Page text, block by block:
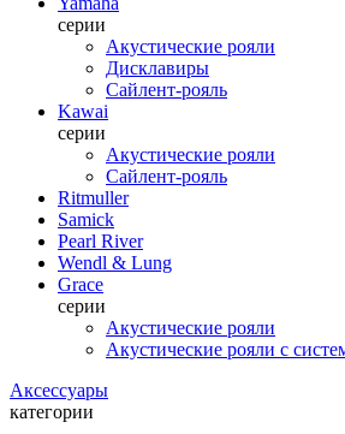
серии
Акустические рояли
Дисклавиры
Сайлент-рояль
Kawai
серии
Акустические рояли
Сайлент-рояль
Ritmuller
Samick
Pearl River
Wendl & Lung
Grace
серии
Акустические рояли
Акустические рояли с
Аксессуары
категории